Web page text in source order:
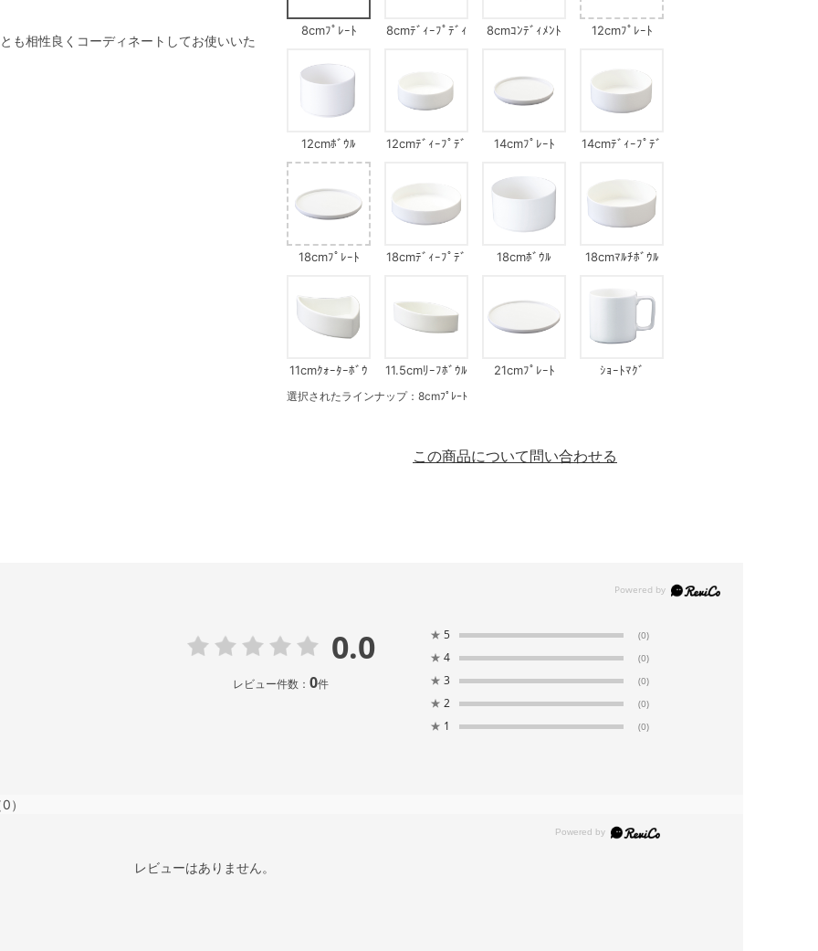
も相性良くコーディネートしてお使いいた
8cmﾌﾟﾚｰﾄ
8cmﾃﾞｨｰﾌﾟﾃﾞｨ
8cmｺﾝﾃﾞｨﾒﾝﾄ
12cmﾌﾟﾚｰﾄ
12cmﾎﾞｳﾙ
12cmﾃﾞｨｰﾌﾟﾃﾞ
14cmﾌﾟﾚｰﾄ
14cmﾃﾞｨｰﾌﾟﾃﾞ
18cmﾌﾟﾚｰﾄ
18cmﾃﾞｨｰﾌﾟﾃﾞ
18cmﾎﾞｳﾙ 18cmﾏﾙﾁﾎﾞｳﾙ
11cmｸｫｰﾀｰﾎﾞｳ
11.5cmﾘｰﾌﾎﾞｳﾙ 21cmﾌﾟﾚｰﾄ ｼｮｰﾄﾏｸﾞ
選択されたラインナップ：8cmﾌﾟﾚｰﾄ
この商品について問い合わせる
0.0
レビュー件数： 0件
★ 5 (0)
★ 4 (0)
★ 3 (0)
★ 2 (0)
★ 1 (0)
0）
レビューはありません。